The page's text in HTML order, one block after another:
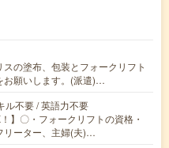
の塗布、包装とフォークリフト
お願いします。(派遣)…
ル不要 / 英語力不要
】〇・フォークリフトの資格・
リーター、主婦(夫)…